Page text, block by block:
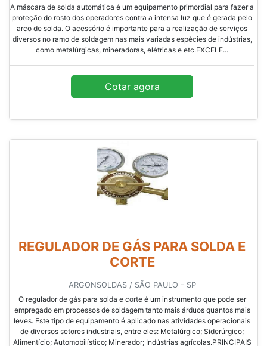
A máscara de solda automática é um equipamento primordial para fazer a
proteção do rosto dos operadores contra a intensa luz que é gerada pelo
arco de solda. O acessório é importante para a realização de serviços
diversos no ramo de soldagem nas mais variadas espécies de indústrias,
como metalúrgicas, mineradoras, elétricas e etc.EXCELE...
Cotar agora
REGULADOR DE GÁS PARA SOLDA E
CORTE
ARGONSOLDAS / SÃO PAULO - SP
O regulador de gás para solda e corte é um instrumento que pode ser
empregado em processos de soldagem tanto mais árduos quantos mais
leves. Este tipo de equipamento é aplicado nas atividades operacionais
de diversos setores industriais, entre eles: Metalúrgico; Siderúrgico;
Alimentício; Automobilístico; Minerador; Indústrias agrícolas.PRINCIPAIS